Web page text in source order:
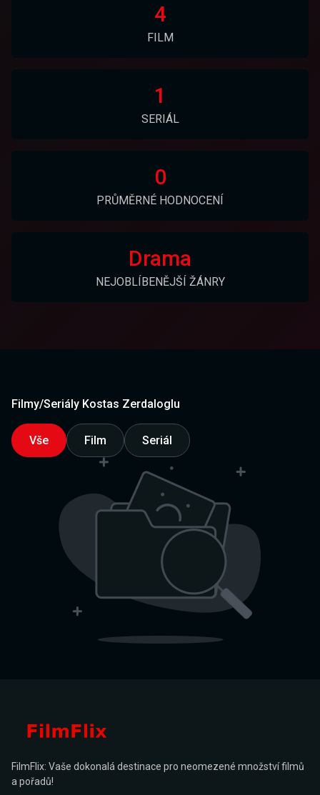
4
FILM
1
SERIÁL
0
PRŮMĚRNÉ HODNOCENÍ
Drama
NEJOBLÍBENĚJŠÍ ŽÁNRY
Filmy/Seriály Kostas Zerdaloglu
Vše Film Seriál
FilmFlix: Vaše dokonalá destinace pro neomezené množství filmů
a pořadů!